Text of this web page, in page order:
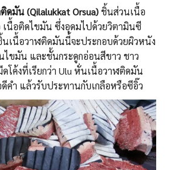
ดมัน (Qilalukkat Orsua)ชิ้นส่วนเนื้อ
นื้อติดไขมัน ซึ่งอุดมไปด้วยวิตามินซี
เนื้อวาฬติดมันนี้จะประกอบด้วยผิวหนัง
ขมัน และชั้นกระดูกอ่อนสีขาว ชาว
โค้งที่เรียกว่า Ulu หั่นเนื้อวาฬติดมัน
คำ แล้วรับประทานกับเกลือหรือซีอิ๊ว